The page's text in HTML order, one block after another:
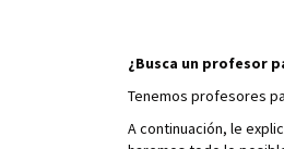
¿Busca un profesor
Tenemos profesores
A continuación, le